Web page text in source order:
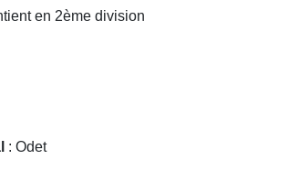
en 2ème division
: Odet